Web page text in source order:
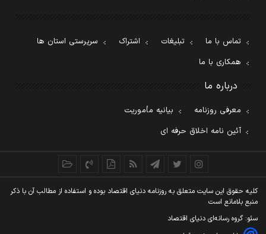
تماس با ما تبلیغات اشتراک
سرپرستی استان ها
همکاری با ما
درباره ما
معرفی روزنامه
بیانیه مأموریت
آئین نامه اخلاق حرفه ای
کليه حقوق اين سايت متعلق به روزنامه دنيای اقتصاد بوده و استفاده از مطالب آن با ذکر
منبع بلامانع است
سئو: گروه رسانه‌ای دنیای اقتصاد